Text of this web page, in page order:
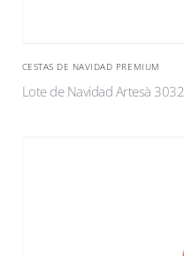
CESTAS DE NAVIDAD PREMIUM
Lote de Navidad Artesà 3032